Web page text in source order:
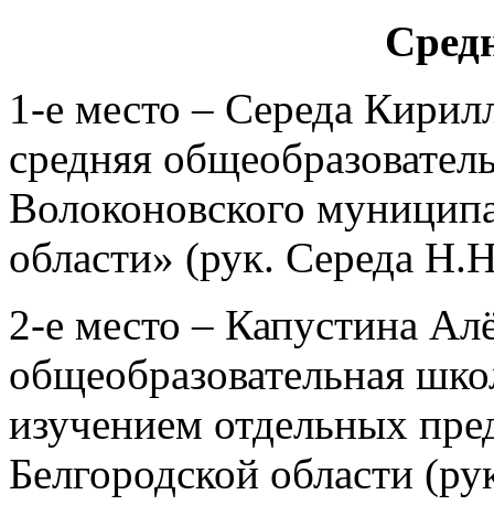
1-е место – Середа
средняя
Волоконовского
области» (рук. Середа
2-е место – Капустина
общеобразовательная
изучением отдельных
Белгородской области